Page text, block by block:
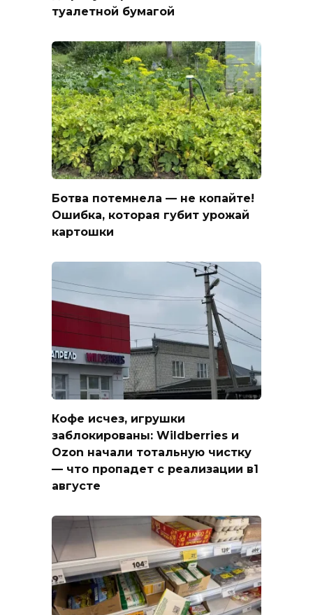
туалетной бумагой
Ботва потемнела — не копайте!
Ошибка, которая губит урожай
картошки
Кофе исчез, игрушки
заблокированы: Wildberries и
Ozon начали тотальную чистку
— что пропадет с реализации в1
августе